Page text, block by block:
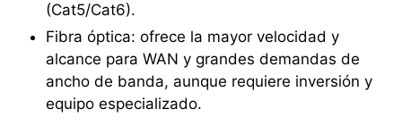
(Cat5/Cat6).
Fibra óptica: ofrece la mayor velocidad y
alcance para WAN y grandes demandas de
ancho de banda, aunque requiere inversión y
equipo especializado.